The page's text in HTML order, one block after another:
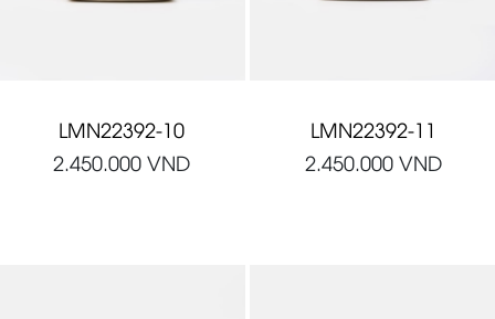
LMN22392-10
2.450.000 VND
LMN22392-11
2.450.000 VND